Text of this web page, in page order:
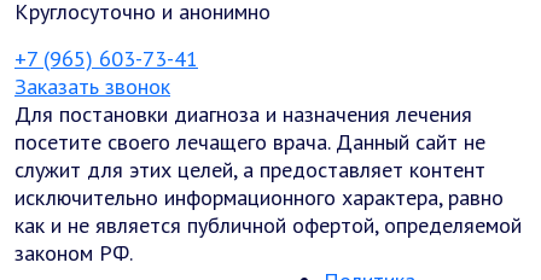
Круглосуточно и анонимно
+7 (965) 603-73-41
Заказать звонок
Для постановки диагноза и назначения лечения
посетите своего лечащего врача. Данный сайт не
служит для этих целей, а предоставляет контент
исключительно информационного характера, равно
как и не является публичной офертой, определяемой
законом РФ.